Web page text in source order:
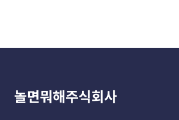
놀면뭐해주식회사